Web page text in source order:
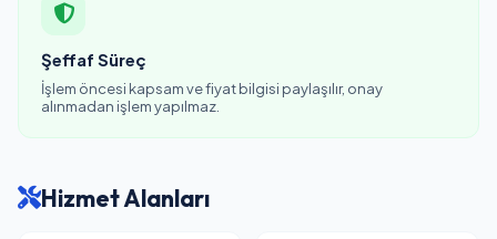
Şeffaf Süreç
İşlem öncesi kapsam ve fiyat bilgisi paylaşılır, onay
alınmadan işlem yapılmaz.
Hizmet Alanları